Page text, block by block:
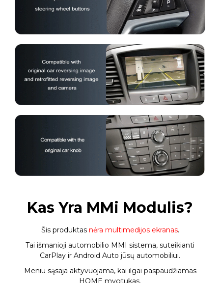
Kas Yra MMi Modulis?
Šis produktas nėra multimedijos ekranas.
Tai išmanioji automobilio MMI sistema, suteikianti
CarPlay ir Android Auto jūsų automobiliui.
Meniu sąsaja aktyvuojama, kai ilgai paspaudžiamas
HOME mygtukas.